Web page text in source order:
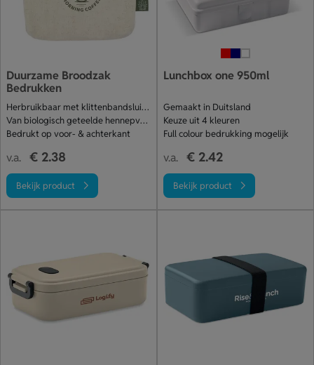
Duurzame Broodzak
Bedrukken
Herbruikbaar met klittenbandsluiting
Van biologisch geteelde hennepvezel
Bedrukt op voor- & achterkant
v.a. € 2.38
Bekijk product
Lunchbox one 950ml
Gemaakt in Duitsland
Keuze uit 4 kleuren
Full colour bedrukking mogelijk
v.a. € 2.42
Bekijk product